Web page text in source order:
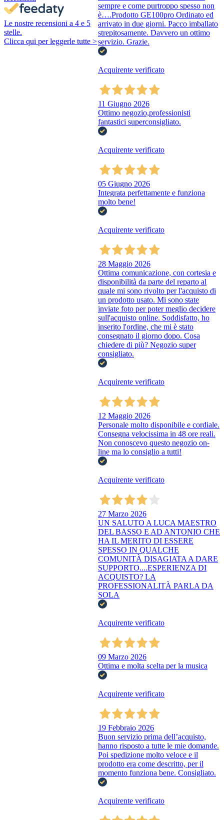
Le nostre recensioni a 4 e 5
stelle.
Clicca qui per leggerle tutte >
sempre e come purtroppo spesso non
è….Prodotto GE100pro Ordinato ed
arrivato in due giorni. Pacco imballato
strepitosamente. Davvero un ottimo
servizio. Grazie.
Acquirente verificato
11 Giugno 2026
Ottimo negozio,professionisti
fantastici superconsigliato.
Acquirente verificato
05 Giugno 2026
Integrata perfettamente e funziona
molto bene!
Acquirente verificato
28 Maggio 2026
Ottima comunicazione, con cortesia e
disponibilità da parte del reparto al
quale mi sono rivolto per l'acquisto di
un prodotto usato. Mi sono state
inviate foto per poter meglio decidere
sull'acquisto online. Soddisfatto, ho
inserito l'ordine, che mi è stato
consegnato il giorno dopo. Cosa
chiedere di più? Negozio super
consigliato.
Acquirente verificato
12 Maggio 2026
Personale molto disponibile e cordiale.
Consegna velocissima in 48 ore reali.
Non conoscevo questo negozio on-
line ma lo consiglio a tutti!
Acquirente verificato
27 Marzo 2026
UN SALUTO A LUCA MAESTRO
DEL BASSO E AD ANTONIO CHE
HA IL MERITO DI ESSERE
SPESSO IN QUALCHE
COMUNITÀ DISAGIATA A DARE
SUPPORTO....ESPERIENZA DI
ACQUISTO? LA
PROFESSIONALITÀ PARLA DA
SOLA
Acquirente verificato
09 Marzo 2026
Ottima e molta scelta per la musica
Acquirente verificato
19 Febbraio 2026
Buon servizio prima dell’acquisto,
hanno risposto a tutte le mie domande.
Poi spedizione molto veloce e il
prodotto era come descritto, per il
momento funziona bene. Consigliato.
Acquirente verificato